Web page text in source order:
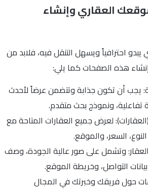
العقاري وإنشاء
احترافياً ويسهل التنقل فيه، فلابد من
هذه الصفحات كما يلي:
يجب أن تكون جذابة وتتضمن عرضاً لأحدث
تفاعلية، ونموذج بحث متقدم.
لعرض جميع العقارات المتاحة مع
السعر، والموقع.
وتشمل على صور عالية الجودة، وصف
التواصل، وخريطة الموقع.
حول فريقك وخبرتك في المجال